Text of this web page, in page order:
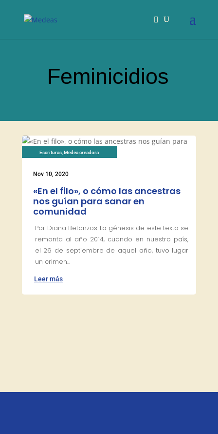
Feminicidios
Escrituras ,Medea creadora
Nov 10, 2020
«En el filo», o cómo las ancestras
nos guían para sanar en
comunidad
Por Diana Betanzos La génesis de este texto se
remonta al año 2014, cuando en nuestro país,
el 26 de septiembre de aquel año, tuvo lugar
un crimen...
Leer más